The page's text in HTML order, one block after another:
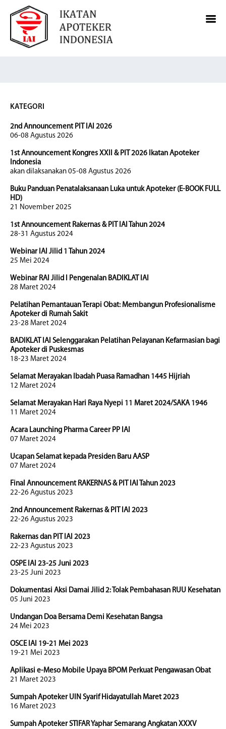
KATEGORI
2nd Announcement PIT IAI 2026
06-08 Agustus 2026
1st Announcement Kongres XXII & PIT 2026 Ikatan Apoteker
Indonesia
akan dilaksanakan 05-08 Agustus 2026
Buku Panduan Penatalaksanaan Luka untuk Apoteker (E-BOOK FULL
HD)
21 November 2025
1st Announcement Rakernas & PIT IAI Tahun 2024
28-31 Agustus 2024
Webinar IAI Jilid 1 Tahun 2024
25 Mei 2024
Webinar RAI Jilid I Pengenalan BADIKLAT IAI
28 Maret 2024
Pelatihan Pemantauan Terapi Obat: Membangun Profesionalisme
Apoteker di Rumah Sakit
23-28 Maret 2024
BADIKLAT IAI Selenggarakan Pelatihan Pelayanan Kefarmasian bagi
Apoteker di Puskesmas
18-23 Maret 2024
Selamat Merayakan Ibadah Puasa Ramadhan 1445 Hijriah
12 Maret 2024
Selamat Merayakan Hari Raya Nyepi 11 Maret 2024/SAKA 1946
11 Maret 2024
Acara Launching Pharma Career PP IAI
07 Maret 2024
Ucapan Selamat kepada Presiden Baru AASP
07 Maret 2024
Final Announcement RAKERNAS & PIT IAI Tahun 2023
22-26 Agustus 2023
2nd Announcement Rakernas & PIT IAI 2023
22-26 Agustus 2023
Rakernas dan PIT IAI 2023
22-23 Agustus 2023
OSPE IAI 23-25 Juni 2023
23-25 Juni 2023
Dokumentasi Aksi Damai Jilid 2: Tolak Pembahasan RUU Kesehatan
05 Juni 2023
Undangan Doa Bersama Demi Kesehatan Bangsa
24 Mei 2023
OSCE IAI 19-21 Mei 2023
19-21 Mei 2023
Aplikasi e-Meso Mobile Upaya BPOM Perkuat Pengawasan Obat
21 Maret 2023
Sumpah Apoteker UIN Syarif Hidayatullah Maret 2023
16 Maret 2023
Sumpah Apoteker STIFAR Yaphar Semarang Angkatan XXXV